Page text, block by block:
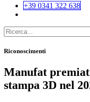
+39 0341 322 638
Riconoscimenti
Manufat
stampa 3D nel